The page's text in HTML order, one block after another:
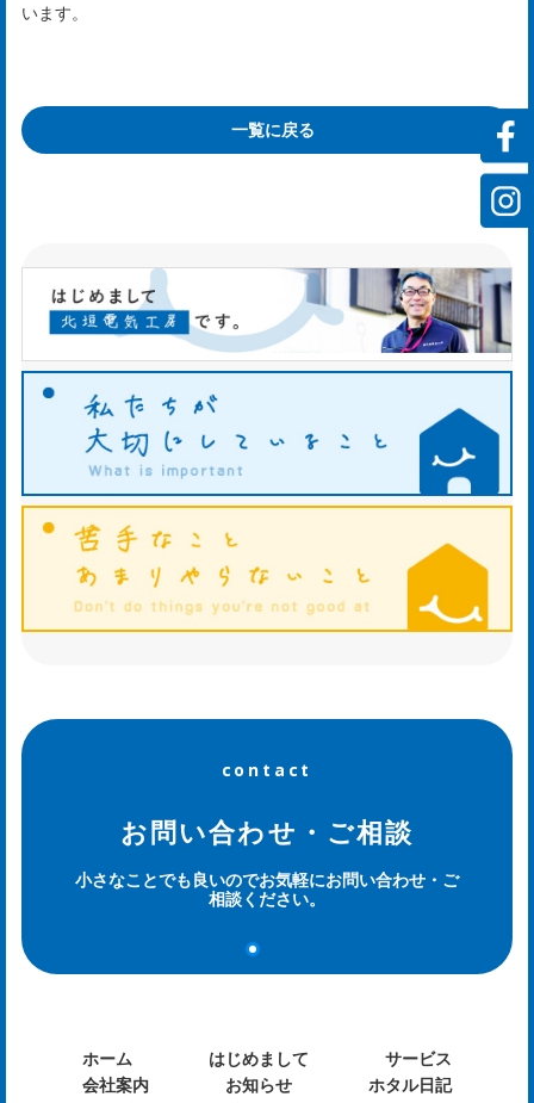
います。
一覧に戻る
contact
お問い合わせ・ご相談
小さなことでも良いのでお気軽にお問い合わせ・ご
相談ください。
ホーム はじめまして
サービス
会社案内
お知らせ ホタル日記